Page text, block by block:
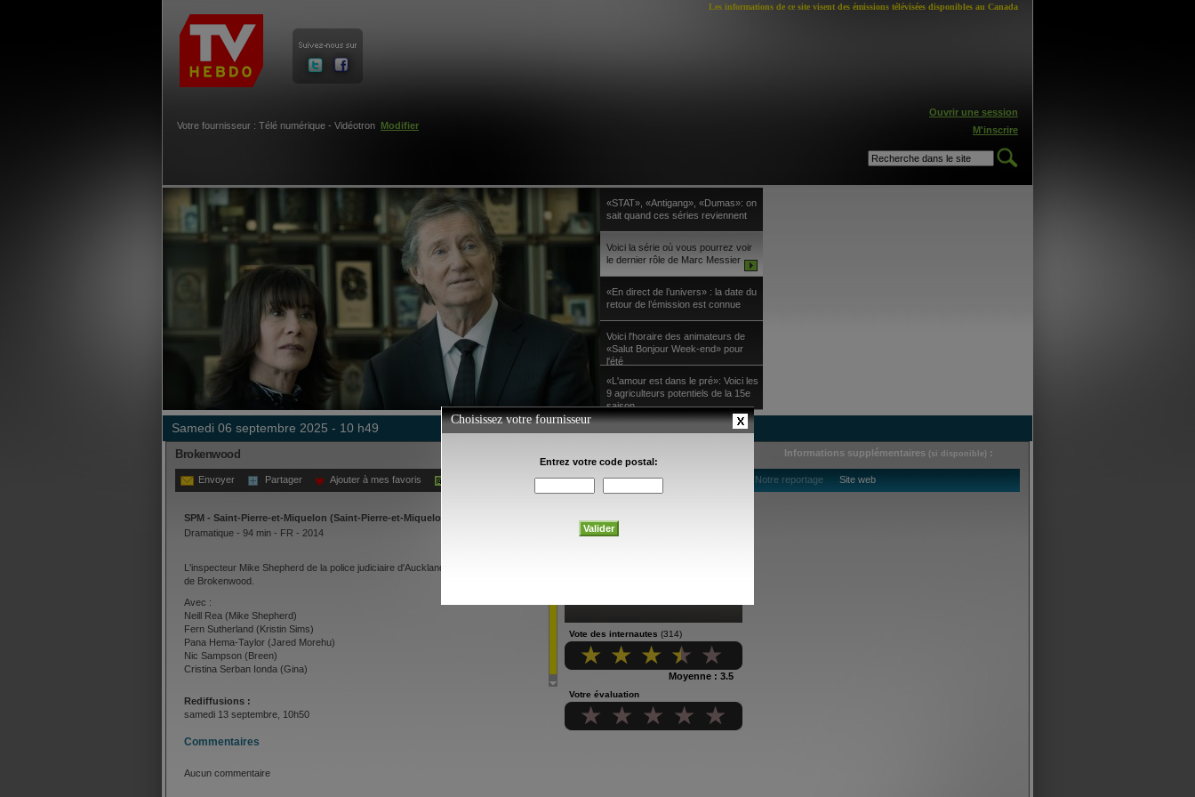
Les informations de ce site visent des émissions télévisées disponibles au Canada
Votre fournisseur : Télé numérique - Vidéotron Modifier
Ouvrir une session
M'inscrire
«STAT», «Antigang», «Dumas»: on
sait quand ces séries reviennent
Voici la série où vous pourrez voir
le dernier rôle de Marc Messier
«En direct de l’univers» : la date du
retour de l’émission est connue
Voici l'horaire des animateurs de
«Salut Bonjour Week-end» pour
l'été
«L'amour est dans le pré»: Voici les
9 agriculteurs potentiels de la 15e
saison
samedi 06 septembre 2025 - 10 h49
Brokenwood Informations supplémentaires (si disponible) :
Envoyer Partager Ajouter à mes favoris Ajouter à mes alertes courriel Notre reportage Site web
SPM - Saint-Pierre-et-Miquelon (Saint-Pierre-et-Miquelon), poste 050
Dramatique - 94 min - FR - 2014
L'inspecteur Mike Shepherd de la police judiciaire d'Auckland est muté dans la ville
de Brokenwood.
Avec :
Neill Rea (Mike Shepherd)
Fern Sutherland (Kristin Sims)
Pana Hema-Taylor (Jared Morehu)
Nic Sampson (Breen)
Cristina Serban Ionda (Gina)
Rediffusions :
samedi 13 septembre, 10h50
Commentaires
Aucun commentaire
Vote des internautes (314)
Moyenne : 3.5
Votre évaluation